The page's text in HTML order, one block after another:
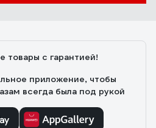
товары с гарантией!
приложение, чтобы
всегда была под рукой